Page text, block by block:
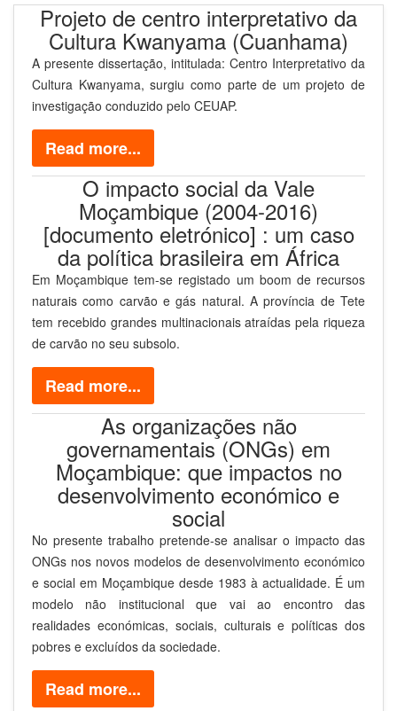
Projeto de centro interpretativo da
Cultura Kwanyama (Cuanhama)
A presente dissertação, intitulada: Centro Interpretativo da
Cultura Kwanyama, surgiu como parte de um projeto de
investigação conduzido pelo CEUAP.
Read more...
O impacto social da Vale
Moçambique (2004-2016)
[documento eletrónico] : um caso
da política brasileira em África
Em Moçambique tem-se registado um boom de recursos
naturais como carvão e gás natural. A província de Tete
tem recebido grandes multinacionais atraídas pela riqueza
de carvão no seu subsolo.
Read more...
As organizações não
governamentais (ONGs) em
Moçambique: que impactos no
desenvolvimento económico e
social
No presente trabalho pretende-se analisar o impacto das
ONGs nos novos modelos de desenvolvimento económico
e social em Moçambique desde 1983 à actualidade. É um
modelo não institucional que vai ao encontro das
realidades económicas, sociais, culturais e políticas dos
pobres e excluídos da sociedade.
Read more...